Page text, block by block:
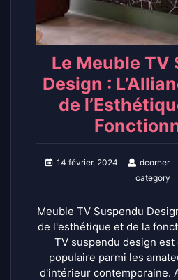
Le Meuble TV
Design :
de
14 février, 2024 dcorner
category
Meuble TV Suspendu
de l'esthétique et de la
TV suspendu design
populaire parmi les
d'intérieur contemporaine.